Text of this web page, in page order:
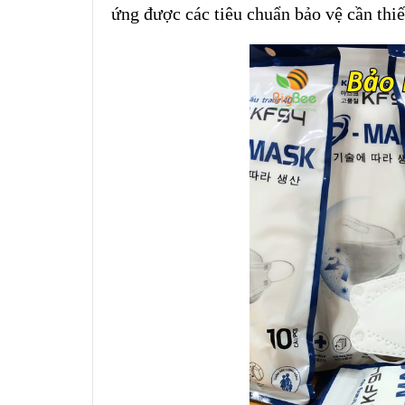
ứng được các tiêu chuẩn bảo vệ cần